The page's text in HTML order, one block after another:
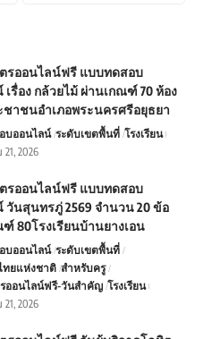
ตรออนไลน์ฟรี แบบทดสอบ
เรื่อง กล้วยไม้ ผ่านเกณฑ์ 70 ห้อง
าชนอำเภอพระนครศรีอยุธยา
บออนไลน์ ระดับเขตพื้นที่ โรงเรียน
2026
ตรออนไลน์ฟรี แบบทดสอบ
วันสุนทรภู่ 2569 จำนวน 20 ข้อ
80โรงเรียนบ้านยางเอน
บออนไลน์ ระดับเขตพื้นที่
ทยแห่งชาติ สำหรับครู
ออนไลน์ฟรี-วันสำคัญ โรงเรียน
2026